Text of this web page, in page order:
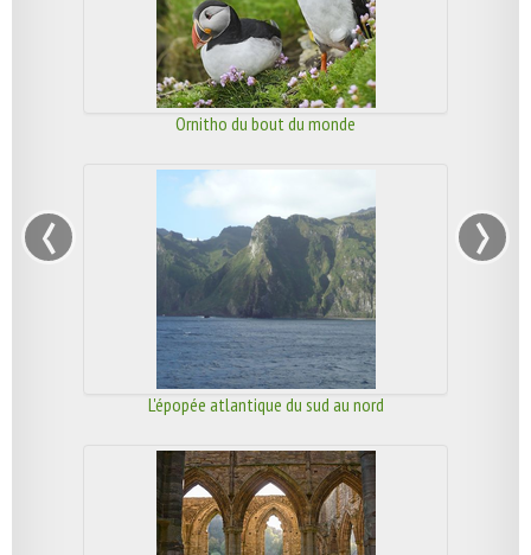
Ornitho du bout du monde
L'épopée atlantique du sud au nord
‹ ›